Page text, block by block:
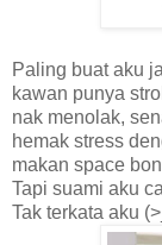
Paling buat aku
kawan punya
nak menolak,
hemak stress
makan space
Tapi suami aku
Tak terkata aku